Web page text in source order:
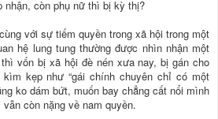
nhận, còn phụ nữ thì bị kỳ thị?
với sự tiếm quyền trong xã hội trong một
hệ lung tung thường được nhìn nhận một
vốn bị xã hội đè nén xưa nay, bị gán cho
kẹp như “gái chính chuyên chỉ có một
ko dám bứt, muốn bay chẳng cất nổi mình
còn nặng về nam quyền.